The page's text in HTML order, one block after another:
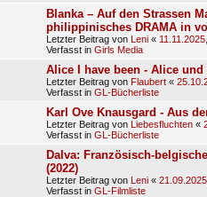
Blanka – Auf den Strassen
philippinisches DRAMA in
Letzter Beitrag von Leni «
Verfasst in Girls Media
Alice I have been - Alice und
Letzter Beitrag von Flaubert «
Verfasst in GL-Bücherliste
Karl Ove Knausgard - Aus
Letzter Beitrag von Liebesfluchten «
Verfasst in GL-Bücherliste
Dalva: Französisch-
(2022)
Letzter Beitrag von Leni «
Verfasst in GL-Filmliste